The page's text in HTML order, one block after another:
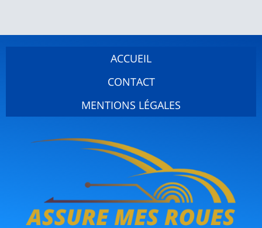
ACCUEIL
CONTACT
MENTIONS LÉGALES